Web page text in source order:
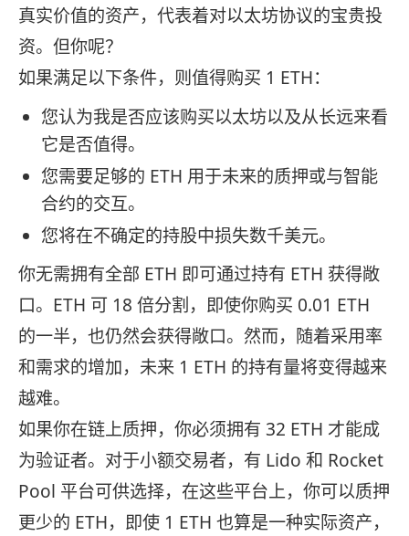
真实价值的资产，代表着对以太坊协议的宝贵投
资。但你呢？
如果满足以下条件，则值得购买 1 ETH：
您认为我是否应该购买以太坊以及从长远来看
它是否值得。
您需要足够的 ETH 用于未来的质押或与智能
合约的交互。
您将在不确定的持股中损失数千美元。
你无需拥有全部 ETH 即可通过持有 ETH 获得敞
口。ETH 可 18 倍分割，即使你购买 0.01 ETH
的一半，也仍然会获得敞口。然而，随着采用率
和需求的增加，未来 1 ETH 的持有量将变得越来
越难。
如果你在链上质押，你必须拥有 32 ETH 才能成
为验证者。对于小额交易者，有 Lido 和 Rocket
Pool 平台可供选择，在这些平台上，你可以质押
更少的 ETH，即使 1 ETH 也算是一种实际资产，